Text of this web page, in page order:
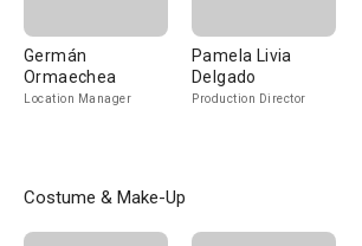
Germán
Ormaechea
Location Manager
Pamela Livia
Delgado
Production Director
Costume & Make-Up